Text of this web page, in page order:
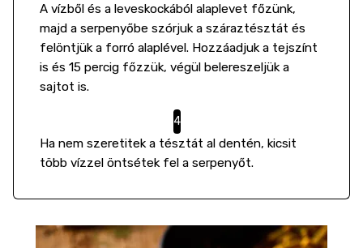
A vízből és a leveskockából alaplevet főzünk,
majd a serpenyőbe szórjuk a száraztésztát és
felöntjük a forró alaplével. Hozzáadjuk a tejszínt
is és 15 percig főzzük, végül belereszeljük a
sajtot is.
Ha nem szeretitek a tésztát al dentén, kicsit
több vízzel öntsétek fel a serpenyőt.